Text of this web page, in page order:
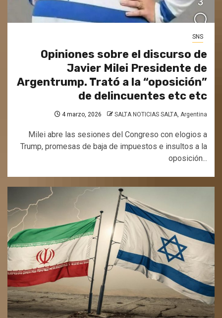
SNS
Opiniones sobre el discurso de
Javier Milei Presidente de
Argentrump. Trató a la “oposición”
de delincuentes etc etc
4 marzo, 2026 SALTA NOTICIAS SALTA, Argentina
Milei abre las sesiones del Congreso con elogios a
Trump, promesas de baja de impuestos e insultos a la
oposición...